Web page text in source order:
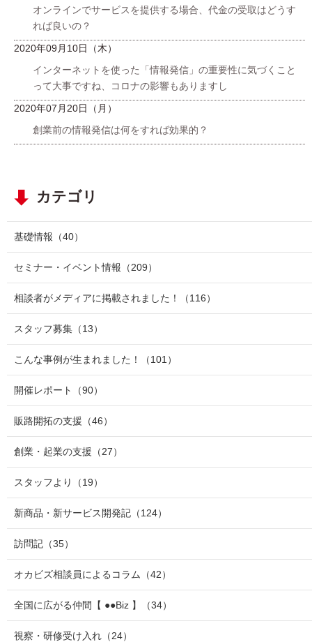
オンラインでサービスを提供する場合、代金の受取はどうす
れば良いの？
2020年09月10日（木）
インターネットを使った「情報発信」の重要性に気づくこと
って大事ですね、コロナの影響もありますし
2020年07月20日（月）
創業前の情報発信は何をすれば効果的？
カテゴリ
基礎情報 （40）
セミナー・イベント情報 （209）
相談者がメディアに掲載されました！ （116）
スタッフ募集 （13）
こんな事例が生まれました！ （101）
開催レポート （90）
販路開拓の支援 （46）
創業・起業の支援 （27）
スタッフより （19）
新商品・新サービス開発記 （124）
訪問記 （35）
オカビズ相談員によるコラム （42）
全国に広がる仲間【 ●●Biz 】 （34）
視察・研修受け入れ （24）